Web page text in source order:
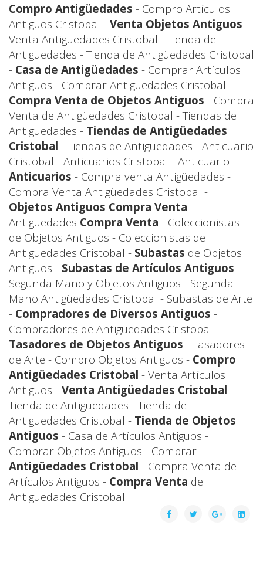
Compro Antigüedades - Compro Artículos
Antiguos Cristobal - Venta Objetos Antiguos -
Venta Antigüedades Cristobal - Tienda de
Antigüedades - Tienda de Antigüedades Cristobal
- Casa de Antigüedades - Comprar Artículos
Antiguos - Comprar Antigüedades Cristobal -
Compra Venta de Objetos Antiguos - Compra
Venta de Antigüedades Cristobal - Tiendas de
Antigüedades - Tiendas de Antigüedades
Cristobal - Tiendas de Antigüedades - Anticuario
Cristobal - Anticuarios Cristobal - Anticuario -
Anticuarios - Compra venta Antigüedades -
Compra Venta Antigüedades Cristobal -
Objetos Antiguos Compra Venta -
Antigüedades Compra Venta - Coleccionistas
de Objetos Antiguos - Coleccionistas de
Antigüedades Cristobal - Subastas de Objetos
Antiguos - Subastas de Artículos Antiguos -
Segunda Mano y Objetos Antiguos - Segunda
Mano Antigüedades Cristobal - Subastas de Arte
- Compradores de Diversos Antiguos -
Compradores de Antigüedades Cristobal -
Tasadores de Objetos Antiguos - Tasadores
de Arte - Compro Objetos Antiguos - Compro
Antigüedades Cristobal - Venta Artículos
Antiguos - Venta Antigüedades Cristobal -
Tienda de Antigüedades - Tienda de
Antigüedades Cristobal - Tienda de Objetos
Antiguos - Casa de Artículos Antiguos -
Comprar Objetos Antiguos - Comprar
Antigüedades Cristobal - Compra Venta de
Artículos Antiguos - Compra Venta de
Antigüedades Cristobal